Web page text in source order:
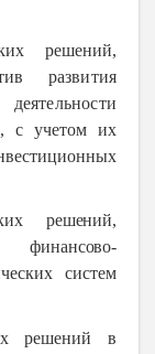
решений,
развития
деятельности
с учетом их
х решений,
финансово-
систем
решений в